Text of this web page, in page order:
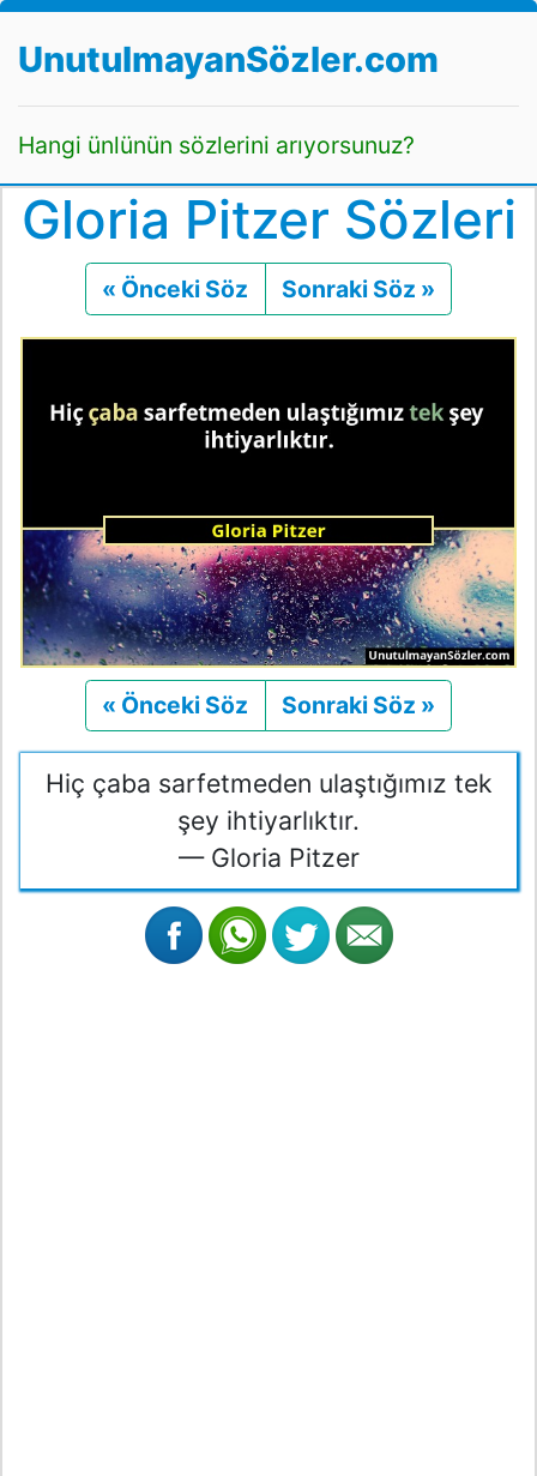
UnutulmayanSözler.com
Hangi ünlünün sözlerini arıyorsunuz?
Gloria Pitzer Sözleri
« Önceki Söz Önceki
Sonraki Söz »
« Önceki Söz Önceki
Sonraki Söz »
Hiç çaba sarfetmeden ulaştığımız tek
şey ihtiyarlıktır.
— Gloria Pitzer